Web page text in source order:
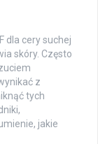
dla cery suchej
skóry. Często
z
tych
jakie